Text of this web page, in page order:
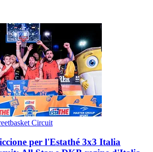
Circuit
per l'Estathé 3x3 Italia